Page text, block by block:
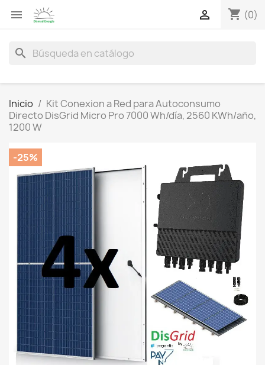
 shopping_cart (0)

search
Inicio
Kit Conexion a Red para Autoconsumo
Directo DisGrid Micro Pro 7000 Wh/día, 2560 KWh/año,
1200 W
-25%